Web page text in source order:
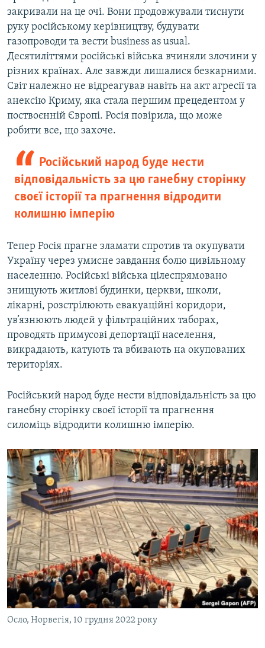
закривали на це очі. Вони продовжували тиснути
руку російському керівництву, будувати
газопроводи та вести business as usual.
Десятиліттями російські війська вчиняли злочини у
різних країнах. Але завжди лишалися безкарними.
Світ належно не відреагував навіть на акт агресії та
анексію Криму, яка стала першим прецедентом у
поствоєнній Європі. Росія повірила, що може
робити все, що захоче.
Російський народ буде нести
відповідальність за цю ганебну сторінку
своєї історії та прагнення відродити
колишню імперію
Тепер Росія прагне зламати спротив та окупувати
Україну через умисне завдання болю цивільному
населенню. Російські війська цілеспрямовано
знищують житлові будинки, церкви, школи,
лікарні, розстрілюють евакуаційні коридори,
ув’язнюють людей у фільтраційних таборах,
проводять примусові депортації населення,
викрадають, катують та вбивають на окупованих
територіях.
Російський народ буде нести відповідальність за цю
ганебну сторінку своєї історії та прагнення
силоміць відродити колишню імперію.
Осло, Норвегія, 10 грудня 2022 року